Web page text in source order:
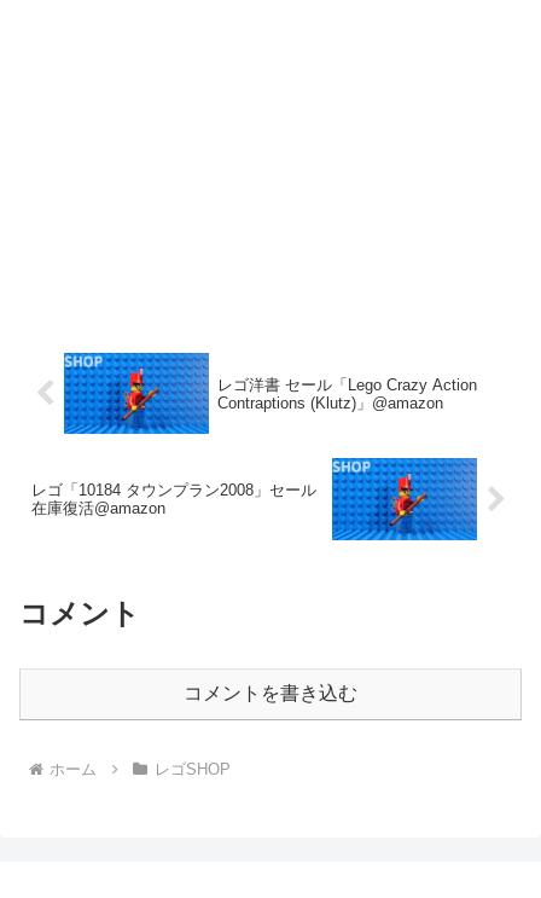
レゴ洋書 セール「Lego Crazy Action
Contraptions (Klutz)」@amazon
レゴ「10184 タウンプラン2008」セール
在庫復活@amazon
コメント
コメントを書き込む
ホーム レゴSHOP